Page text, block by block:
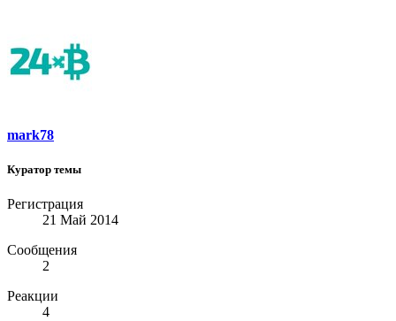
mark78
Куратор темы
Регистрация
21 Май 2014
Сообщения
2
Реакции
4